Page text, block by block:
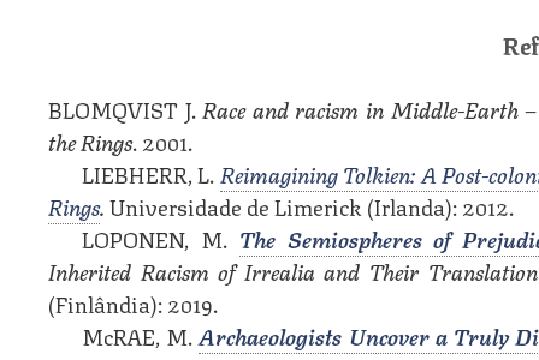
BLOMQVIST J.Race and racism in Middle-Earth
the Rings. 2001.
LIEBHERR, L.Reimagining Tolkien: A Post-
Rings.Universidade de Limerick (Irlanda): 2012.
LOPONEN, M. The Semiospheres of
Inherited Racism of Irrealia and Their Translation
(Finlândia): 2019.
McRAE, M.Archaeologists Uncover a Truly